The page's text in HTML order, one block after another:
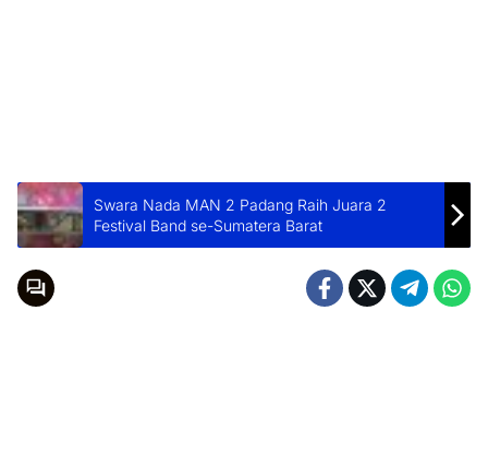
Swara Nada MAN 2 Padang Raih Juara 2
Festival Band se-Sumatera Barat